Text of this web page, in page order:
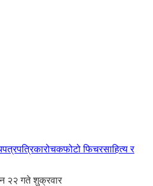
पत्रपत्रिकारोचकफोटो फिचरसाहित्य र
२२ गते शुक्रवार